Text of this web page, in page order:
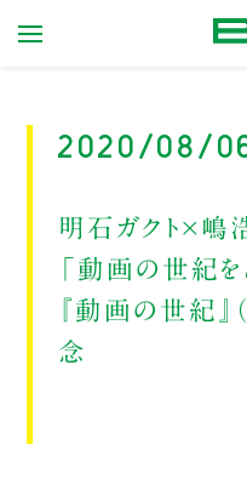
2020/08/
明石ガクト×嶋
「動画の世紀を
『動画の世紀
念